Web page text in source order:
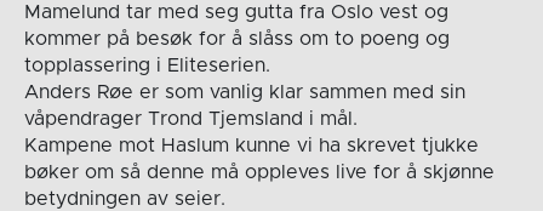
Mamelund tar med seg gutta fra Oslo vest og
kommer på besøk for å slåss om to poeng og
topplassering i Eliteserien.
Anders Røe er som vanlig klar sammen med sin
våpendrager Trond Tjemsland i mål.
Kampene mot Haslum kunne vi ha skrevet tjukke
bøker om så denne må oppleves live for å skjønne
betydningen av seier.